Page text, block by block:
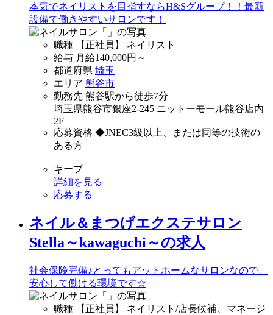
本気でネイリストを目指すならH&Sグループ！！最新
設備で働きやすいサロンです！
職種
【正社員】 ネイリスト
給与 月給140,000円～
都道府県 埼玉
エリア 熊谷市
勤務先 熊谷駅から徒歩7分
埼玉県熊谷市銀座2-245 ニットーモール熊谷店内
2F
応募資格 ◆JNEC3級以上、または同等の技術の
ある方
キープ
詳細を見る
応募する
ネイル＆まつげエクステサロン
Stella～kawaguchi～の求人
社会保険完備♪とってもアットホームなサロンなので、
安心して働ける環境です☆
職種
【正社員】 ネイリスト/店長候補、マネージ